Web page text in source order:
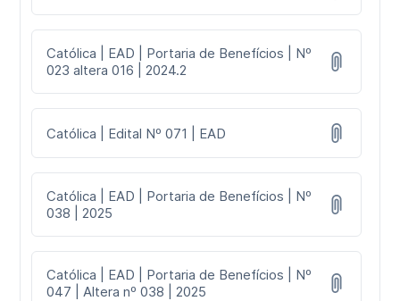
Católica | EAD | Portaria de Benefícios | Nº
023 altera 016 | 2024.2
Católica | Edital Nº 071 | EAD
Católica | EAD | Portaria de Benefícios | Nº
038 | 2025
Católica | EAD | Portaria de Benefícios | Nº
047 | Altera nº 038 | 2025